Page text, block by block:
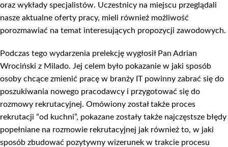
oraz wykłady specjalistów. Uczestnicy na miejscu przeglądali
nasze aktualne oferty pracy, mieli również możliwość
porozmawiać na temat interesujących propozycji zawodowych.
Podczas tego wydarzenia prelekcję wygłosił Pan Adrian
Wrociński z Milado. Jej celem było pokazanie w jaki sposób
osoby chcące zmienić pracę w branży IT powinny zabrać się do
poszukiwania nowego pracodawcy i przygotować się do
rozmowy rekrutacyjnej. Omówiony został także proces
rekrutacji “od kuchni”, pokazane zostały także najczęstsze błędy
popełniane na rozmowie rekrutacyjnej jak również to, w jaki
sposób zbudować pozytywny wizerunek w trakcie procesu